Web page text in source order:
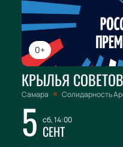
0+
КРЫЛЬЯ
Самара Солидарность
5 сб, 14:00
СЕНТ